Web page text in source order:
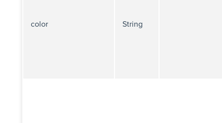
color String